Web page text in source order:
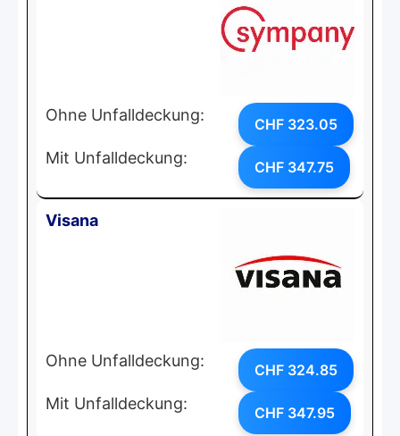
Ohne Unfalldeckung: CHF 323.05
Mit Unfalldeckung: CHF 347.75
Visana
Ohne Unfalldeckung: CHF 324.85
Mit Unfalldeckung: CHF 347.95